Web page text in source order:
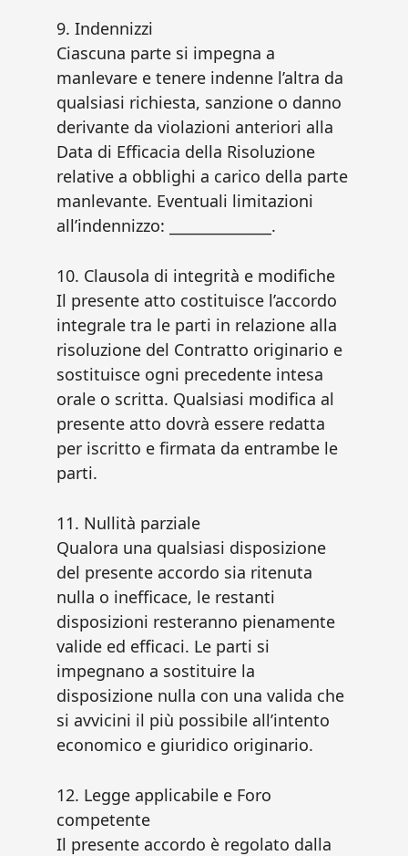
9. Indennizzi
Ciascuna parte si impegna a
manlevare e tenere indenne l’altra da
qualsiasi richiesta, sanzione o danno
derivante da violazioni anteriori alla
Data di Efficacia della Risoluzione
relative a obblighi a carico della parte
manlevante. Eventuali limitazioni
all’indennizzo: ______________.
10. Clausola di integrità e modifiche
Il presente atto costituisce l’accordo
integrale tra le parti in relazione alla
risoluzione del Contratto originario e
sostituisce ogni precedente intesa
orale o scritta. Qualsiasi modifica al
presente atto dovrà essere redatta
per iscritto e firmata da entrambe le
parti.
11. Nullità parziale
Qualora una qualsiasi disposizione
del presente accordo sia ritenuta
nulla o inefficace, le restanti
disposizioni resteranno pienamente
valide ed efficaci. Le parti si
impegnano a sostituire la
disposizione nulla con una valida che
si avvicini il più possibile all’intento
economico e giuridico originario.
12. Legge applicabile e Foro
competente
Il presente accordo è regolato dalla